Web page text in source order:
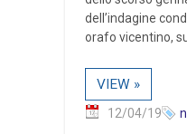
dell’indagine
orafo vicentino,
VIEW »
12/04/19